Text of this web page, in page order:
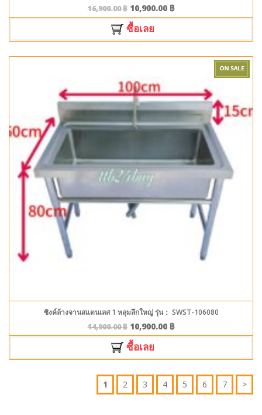
16,900.00฿ 10,900.00 ฿
ซื้อเลย
ซิงค์ล้างจานสแตนเลส 1 หลุมลึกใหญ่ รุ่น： SWST-106080
14,900.00฿ 10,900.00 ฿
ซื้อเลย
1 2 3 4 5 6 7 >